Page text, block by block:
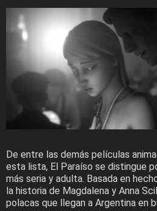
De entre las demás películas
esta lista, El Paraíso se distingue
más seria y adulta. Basada en
la historia de Magdalena y Anna
polacas que llegan a Argentina en